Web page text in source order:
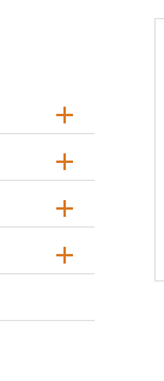



